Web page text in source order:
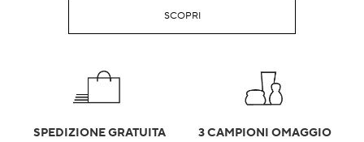
SCOPRI
SPEDIZIONE GRATUITA 3 CAMPIONI OMAGGIO